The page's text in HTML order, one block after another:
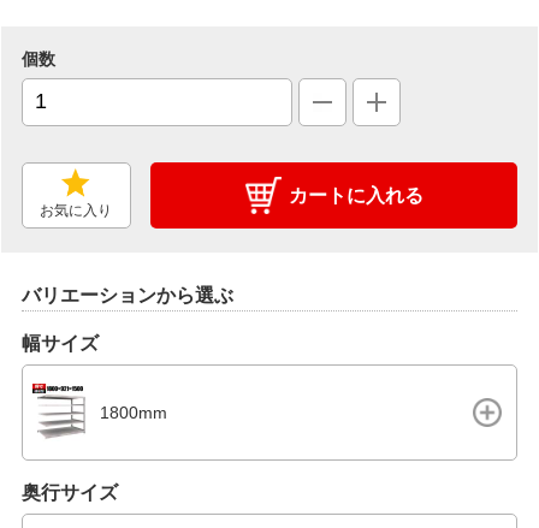
個数
お気に入り
カートに入れる
バリエーションから選ぶ
幅サイズ
1800mm
奥行サイズ